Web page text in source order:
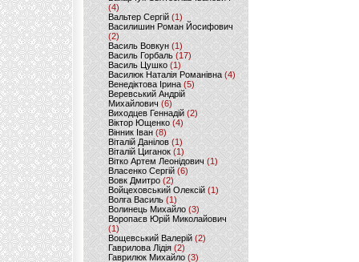
(4)
Вальтер Сергій (1)
Василишин Роман Йосифович
(2)
Василь Вовкун (1)
Василь Горбаль (17)
Василь Цушко (1)
Василюк Наталія Романівна (4)
Венедіктова Ірина(5)
Веревський Андрій
Михайлович (6)
Виходцев Геннадій (2)
Віктор Ющенко (4)
Вінник Іван (8)
Віталій Данілов (1)
Віталій Циганок (1)
Вітко Артем Леонідович(1)
Власенко Сергій (6)
Вовк Дмитро(2)
Войцеховський Олексій(1)
Волга Василь (1)
Волинець Михайло (3)
Воропаєв Юрій Миколайович
(1)
Вощевський Валерій(2)
Гаврилова Лідія (2)
Гаврилюк Михайло (3)